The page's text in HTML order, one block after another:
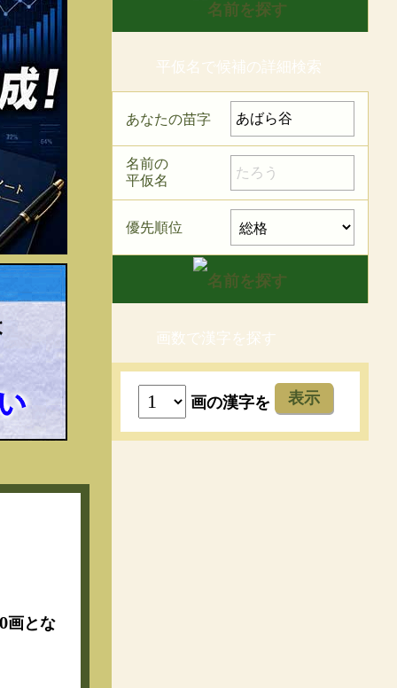
画とな
平仮名で候補の詳細検索
あなたの苗字
名前の
平仮名
優先順位
画数で漢字を探す
画の漢字を 表示